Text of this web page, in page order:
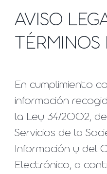
AVISO
En cumplimiento
información
la Ley 34/2002, de
Servicios de la
Información y del
Electrónico, a